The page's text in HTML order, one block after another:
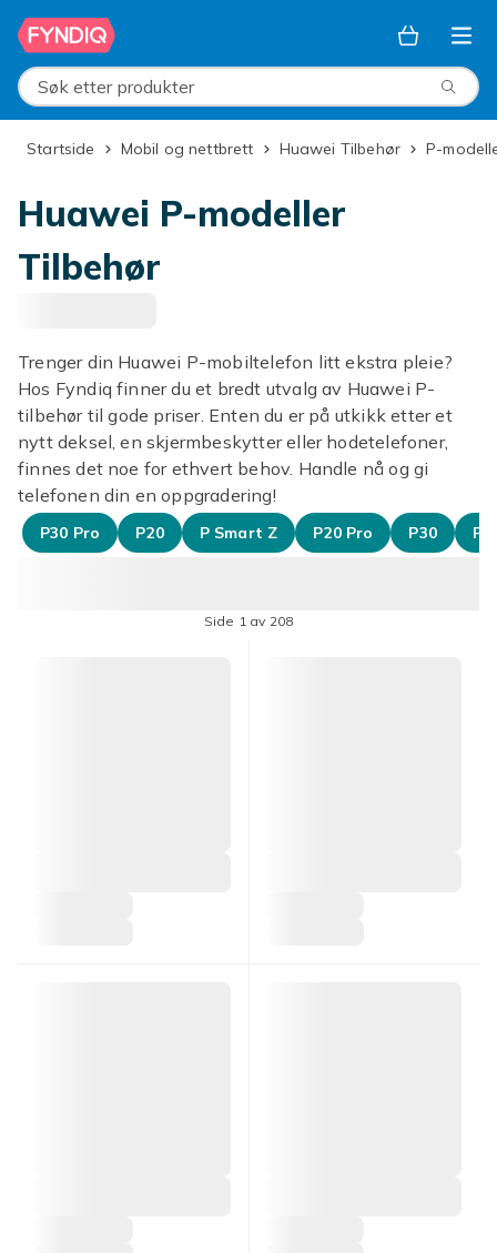
Hopp til hovedinnhold
Søk etter produkter
Startside Mobil og nettbrett Huawei Tilbehør P-
Huawei P-modeller
Tilbehør
Trenger din Huawei P-mobiltelefon litt ekstra pleie?
Hos Fyndiq finner du et bredt utvalg av Huawei P-
tilbehør til gode priser. Enten du er på utkikk etter et
nytt deksel, en skjermbeskytter eller hodetelefoner,
finnes det noe for ethvert behov. Handle nå og gi
telefonen din en oppgradering!
P30 Pro P20 P Smart Z P20 Pro P30
Side 1 av 208